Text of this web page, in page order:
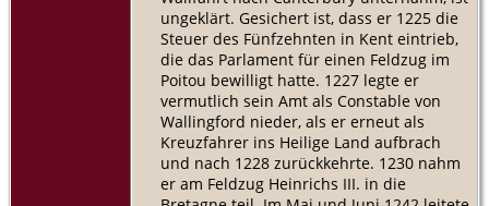
ungeklärt. Gesichert ist, dass er 1225 die
Steuer des Fünfzehnten in Kent eintrieb,
die das Parlament für einen Feldzug im
Poitou bewilligt hatte. 1227 legte er
vermutlich sein Amt als Constable von
Wallingford nieder, als er erneut als
Kreuzfahrer ins Heilige Land aufbrach
und nach 1228 zurückkehrte. 1230 nahm
er am Feldzug Heinrichs III. in die